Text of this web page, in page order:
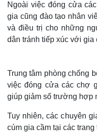
Ngoài việc đóng cửa
gia cũng đào tạo nhân
và điều trị cho những
dân tránh tiếp xúc với gia
Trung tâm phòng chống
việc đóng cửa các chợ
giúp giảm số trường hợp
Tuy nhiên, các chuyên
cúm gia cầm tại các